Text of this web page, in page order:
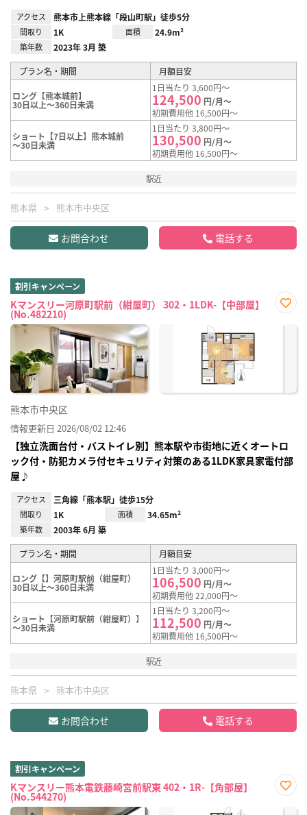
アクセス 熊本市上熊本線「段山町駅」徒歩5分
間取り 1K 面積 24.9m²
築年数 2023年 3月 築
プラン名・期間 月額目安
ロング【熊本城前】
30日以上～360日未満
1日当たり 3,600円～
124,500 円/月～
初期費用他 16,500円～
ショート【7日以上】熊本城前
～30日未満
1日当たり 3,800円～
130,500 円/月～
初期費用他 16,500円～
駅近
熊本県 熊本市中央区
お問合わせ 電話する
割引キャンペーン
Kマンスリー河原町駅前（紺屋町） 302・1LDK-【中部屋】
(No.482210)
に入
熊本市中央区
情報更新日 2026/08/02 12:46
【独立洗面台付・バストイレ別】熊本駅や市街地に近くオートロ
ック付・防犯カメラ付セキュリティ対策のある1LDK家具家電付部
屋♪
アクセス 三角線「熊本駅」徒歩15分
間取り 1K 面積 34.65m²
築年数 2003年 6月 築
プラン名・期間 月額目安
ロング【】河原町駅前（紺屋町）
30日以上～360日未満
1日当たり 3,000円～
106,500 円/月～
初期費用他 22,000円～
ショート【河原町駅前（紺屋町）】
～30日未満
1日当たり 3,200円～
112,500 円/月～
初期費用他 16,500円～
駅近
熊本県 熊本市中央区
お問合わせ 電話する
割引キャンペーン
Kマンスリー熊本電鉄藤崎宮前駅東 402・1R-【角部屋】
(No.544270)
に入